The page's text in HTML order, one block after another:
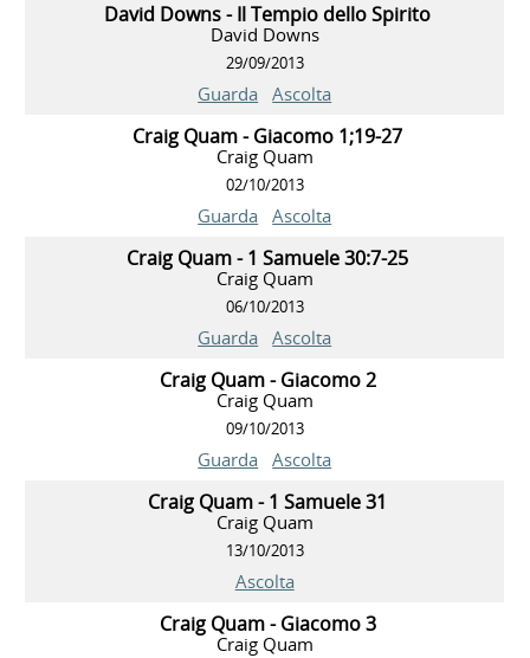
David Downs - Il Tempio dello Spirito
David Downs
29/09/2013
Guarda Ascolta
Craig Quam - Giacomo 1;19-27
Craig Quam
02/10/2013
Guarda Ascolta
Craig Quam - 1 Samuele 30:7-25
Craig Quam
06/10/2013
Guarda Ascolta
Craig Quam - Giacomo 2
Craig Quam
09/10/2013
Guarda Ascolta
Craig Quam - 1 Samuele 31
Craig Quam
13/10/2013
Ascolta
Craig Quam - Giacomo 3
Craig Quam